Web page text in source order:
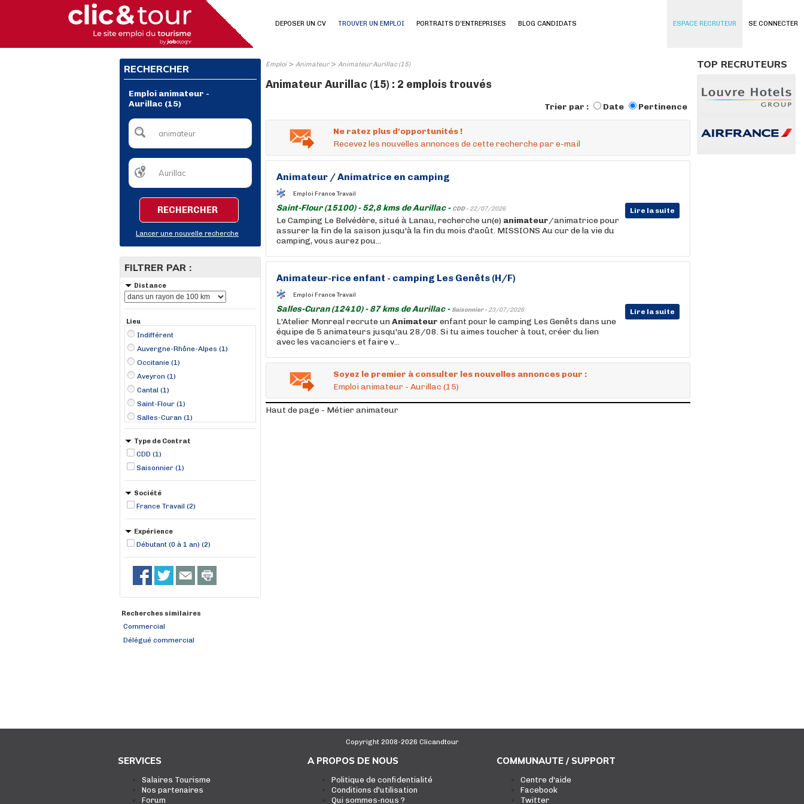
SE CONNECTER
DEPOSER UN CV TROUVER UN EMPLOI PORTRAITS D'ENTREPRISES BLOG CANDIDATS ESPACE RECRUTEUR
RECHERCHER
Emploi animateur -
Aurillac (15)
RECHERCHER
Lancer une nouvelle recherche
FILTRER PAR :
Distance
Lieu
Indifférent
Auvergne-Rhône-Alpes (1)
Occitanie (1)
Aveyron (1)
Cantal (1)
Saint-Flour (1)
Salles-Curan (1)
Type de Contrat
CDD (1)
Saisonnier (1)
Société
France Travail (2)
Expérience
Débutant (0 à 1 an) (2)
Recherches similaires
Commercial
Délégué commercial
Emploi> Animateur> Animateur Aurillac (15)
Animateur Aurillac (15) : 2 emplois trouvés
Trier par : Date Pertinence
Ne ratez plus d'opportunités !
Recevez les nouvelles annonces de cette recherche par e-mail
Animateur / Animatrice en camping
Emploi France Travail
Saint-Flour (15100) - 52,8 kms de Aurillac - CDD - 22/07/2026 Lire la suite
Le Camping Le Belvédère, situé à Lanau, recherche un(e) animateur/animatrice pour
assurer la fin de la saison jusqu'à la fin du mois d'août. MISSIONS Au cur de la vie du
camping, vous aurez pou...
Animateur-rice enfant - camping Les Genêts (H/F)
Emploi France Travail
Salles-Curan (12410) - 87 kms de Aurillac - Saisonnier - 23/07/2026 Lire la suite
L'Atelier Monreal recrute unAnimateur enfant pour le camping Les Genêts dans une
équipe de 5 animateurs jusqu'au 28/08. Si tu aimes toucher à tout, créer du lien
avec les vacanciers et faire v...
Soyez le premier à consulter les nouvelles annonces pour :
Emploi animateur - Aurillac (15)
Haut de page - Métier animateur
TOP RECRUTEURS
Copyright 2008-2026 Clicandtour
SERVICES
Salaires Tourisme
Nos partenaires
Forum
A PROPOS DE NOUS
Politique de confidentialité
Conditions d'utilisation
Qui sommes-nous ?
COMMUNAUTE / SUPPORT
Centre d'aide
Facebook
Twitter